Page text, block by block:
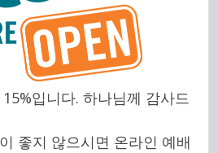
입니다. 하나님께 감사드
좋지 않으시면 온라인 예배